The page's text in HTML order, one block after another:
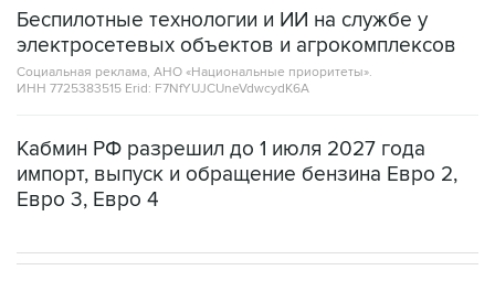
Беспилотные технологии и ИИ на службе у
электросетевых объектов и агрокомплексов
Социальная реклама, АНО «Национальные приоритеты».
ИНН 7725383515 Erid: F7NfYUJCUneVdwcydK6A
Кабмин РФ разрешил до 1 июля 2027 года
импорт, выпуск и обращение бензина Евро 2,
Евро 3, Евро 4